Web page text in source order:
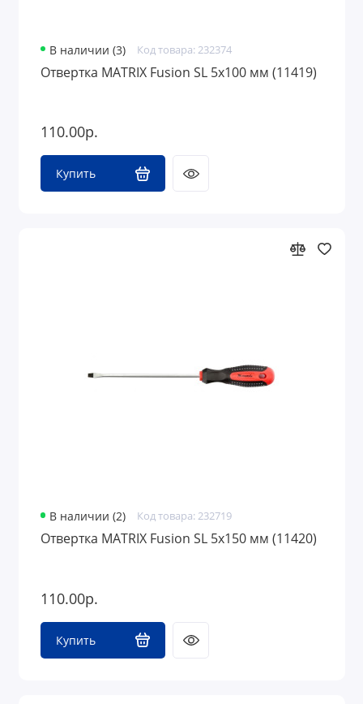
В наличии (3) Код товара: 232374
Отвертка MATRIX Fusion SL 5x100 мм (11419)
110.00р.
Купить
В наличии (2) Код товара: 232719
Отвертка MATRIX Fusion SL 5x150 мм (11420)
110.00р.
Купить